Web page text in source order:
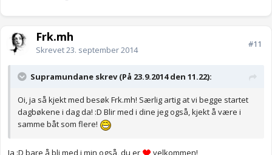
Frk.mh
Skrevet23. september 2014
#11
Supramundane skrev (På 23.9.2014 den 11.22):
Oi, ja så kjekt med besøk Frk.mh! Særlig artig at vi begge startet
dagbøkene i dag da! :D Blir med i dine jeg også, kjekt å være i
samme båt som flere!
Ja :D bare å bli med i min også, du er velkommen!